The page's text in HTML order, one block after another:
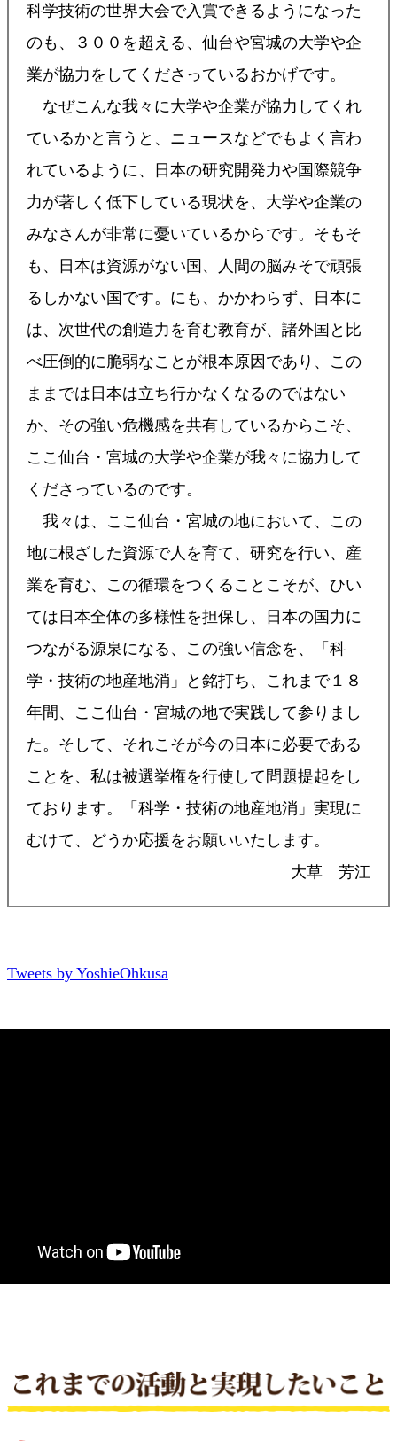
科学技術の世界大会で入賞できるようになった
のも、３００を超える、仙台や宮城の大学や企
業が協力をしてくださっているおかげです。
なぜこんな我々に大学や企業が協力してくれ
ているかと言うと、ニュースなどでもよく言わ
れているように、日本の研究開発力や国際競争
力が著しく低下している現状を、大学や企業の
みなさんが非常に憂いているからです。そもそ
も、日本は資源がない国、人間の脳みそで頑張
るしかない国です。にも、かかわらず、日本に
は、次世代の創造力を育む教育が、諸外国と比
べ圧倒的に脆弱なことが根本原因であり、この
ままでは日本は立ち行かなくなるのではない
か、その強い危機感を共有しているからこそ、
ここ仙台・宮城の大学や企業が我々に協力して
くださっているのです。
我々は、ここ仙台・宮城の地において、この
地に根ざした資源で人を育て、研究を行い、産
業を育む、この循環をつくることこそが、ひい
ては日本全体の多様性を担保し、日本の国力に
つながる源泉になる、この強い信念を、「科
学・技術の地産地消」と銘打ち、これまで１８
年間、ここ仙台・宮城の地で実践して参りまし
た。そして、それこそが今の日本に必要である
ことを、私は被選挙権を行使して問題提起をし
ております。「科学・技術の地産地消」実現に
むけて、どうか応援をお願いいたします。
大草 芳江
Tweets by YoshieOhkusa